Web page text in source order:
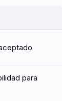
para